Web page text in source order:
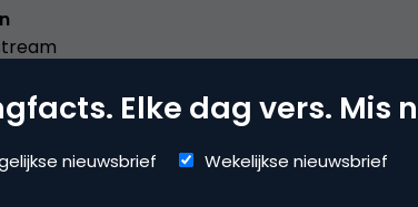
Marketingfacts, Arnhem Direct, SportNext,
social business, onderwijs, fotografie en vader!
Elke dag vers. Mis
nieuwsbrief Wekelijkse nieuwsbrief